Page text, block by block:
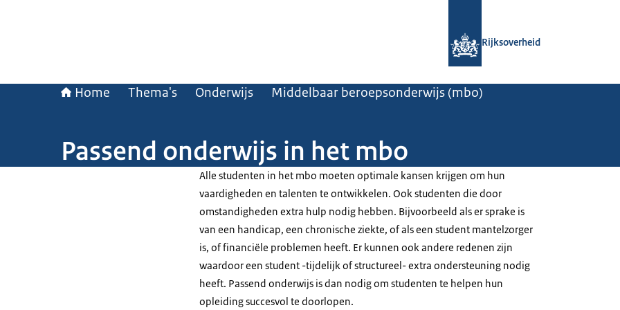
Rijksoverheid
Home Thema's Onderwijs Middelbaar beroepsonderwijs (mbo)
Passend onderwijs in het mbo
Alle studenten in het mbo moeten optimale kansen krijgen om hun
vaardigheden en talenten te ontwikkelen. Ook studenten die door
omstandigheden extra hulp nodig hebben. Bijvoorbeeld als er sprake is
van een handicap, een chronische ziekte, of als een student mantelzorger
is, of financiële problemen heeft. Er kunnen ook andere redenen zijn
waardoor een student -tijdelijk of structureel- extra ondersteuning nodig
heeft. Passend onderwijs is dan nodig om studenten te helpen hun
opleiding succesvol te doorlopen.